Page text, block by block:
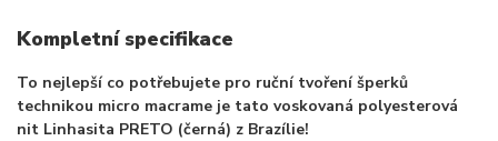
Kompletní specifikace
To nejlepší co potřebujete pro ruční tvoření šperků
technikou micro macrame je tato voskovaná polyesterová
nit Linhasita PRETO (černá) z Brazílie!